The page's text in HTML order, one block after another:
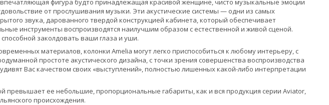
фигура будто принадлежащая красивой женщине, чисто музыкальные эмоции
от прослушивания музыки. Эти акустические системы — одни из самых
звука, дарованного твердой конструкцией кабинета, который обеспечивает
инструменты воспроизводятся наилучшим образом с естественной и живой сценой.
заколдовать ваши глаза и уши.
материалов, колонки Amelia могут легко приспособиться к любому интерьеру, с
простоте акустического дизайна, с точки зрения совершенства воспроизводства
Вас качеством своих «выступлений», полностью лишенных какой-либо интерпретации
превышает ее небольшие, пропорциональные габариты, как и вся продукция серии Aviator,
происхождения.